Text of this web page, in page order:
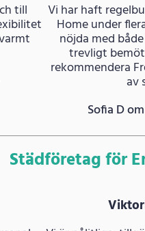
till Vi har haft
Home under
nöjda med
trevligt
rekommendera
av
Sofia D
Städföretag för